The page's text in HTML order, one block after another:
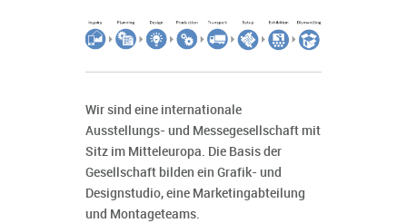
Wir sind eine internationale
Ausstellungs- und Messegesellschaft mit
Sitz im Mitteleuropa. Die Basis der
Gesellschaft bilden ein Grafik- und
Designstudio, eine Marketingabteilung
und Montageteams.